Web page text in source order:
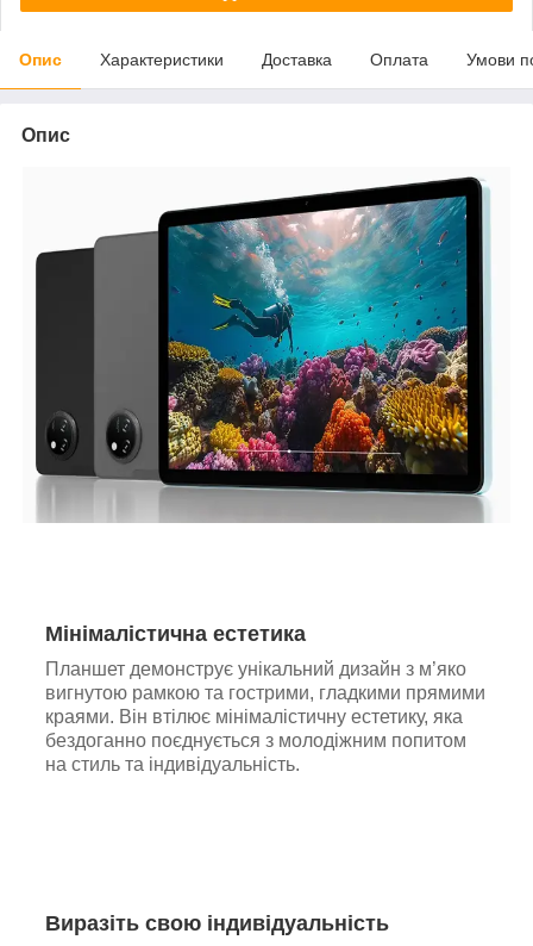
Опис Характеристики Доставка Оплата Умови
Опис
Мінімалістична естетика
Планшет демонструє унікальний дизайн з м’яко
вигнутою рамкою та гострими, гладкими прямими
краями. Він втілює мінімалістичну естетику, яка
бездоганно поєднується з молодіжним попитом
на стиль та індивідуальність.
Виразіть свою індивідуальність